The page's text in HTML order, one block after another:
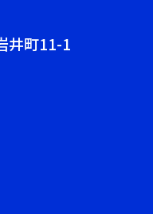
井町11-1